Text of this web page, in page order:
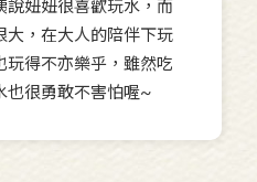
說妞妞很喜歡玩水，而
大，在大人的陪伴下玩
玩得不亦樂乎，雖然吃
也很勇敢不害怕喔~